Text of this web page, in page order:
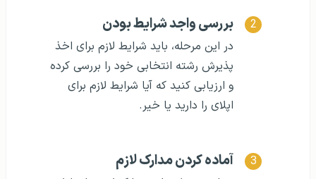
بررسی واجد شرایط بودن
در این مرحله، باید شرایط لازم برای اخذ
پذیرش رشته انتخابی خود را بررسی کرده
و ارزیابی کنید که آیا شرایط لازم برای
اپلای را دارید یا خیر.
آماده کردن مدارک لازم